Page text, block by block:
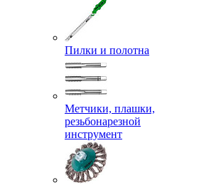
Пилки и полотна
Метчики, плашки,
резьбонарезной
инструмент